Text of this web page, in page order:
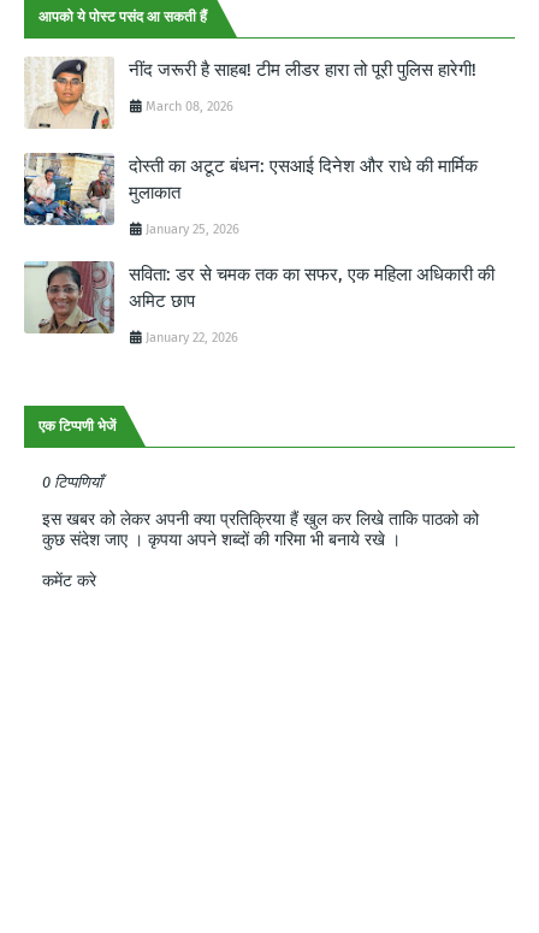
आपको ये पोस्ट पसंद आ सकती हैं
नींद जरूरी है साहब! टीम लीडर हारा तो पूरी पुलिस हारेगी!
March 08, 2026
दोस्ती का अटूट बंधन: एसआई दिनेश और राधे की मार्मिक
मुलाकात
January 25, 2026
सविता: डर से चमक तक का सफर, एक महिला अधिकारी की
अमिट छाप
January 22, 2026
एक टिप्पणी भेजें
0 टिप्पणियाँ
इस खबर को लेकर अपनी क्या प्रतिक्रिया हैं खुल कर लिखे ताकि पाठको को
कुछ संदेश जाए । कृपया अपने शब्दों की गरिमा भी बनाये रखे ।
कमेंट करे